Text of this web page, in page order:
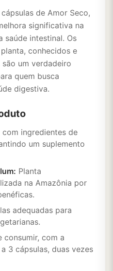
de Amor Seco,
significativa na
saúde intestinal. Os
conhecidos e
um verdadeiro
quem busca
digestiva.
com ingredientes de
um suplemento
Planta
na Amazônia por
adequadas para
consumir, com a
3 cápsulas, duas vezes